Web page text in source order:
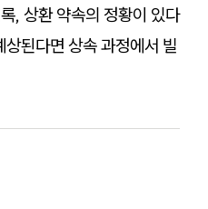
, 상환 약속의 정황이 있다
된다면 상속 과정에서 빌